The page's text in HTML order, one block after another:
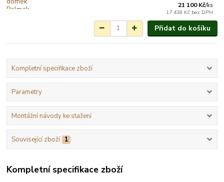
21 100 Kč/ks
17 438 Kč bez DPH
Přidat do košíku
Kompletní specifikace zboží
Parametry
Montážní návody ke stažení
Související zboží 1
Kompletní specifikace zboží